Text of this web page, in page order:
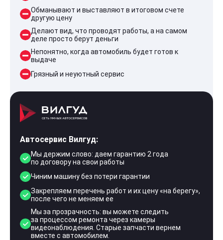
Обманывают и выставляют в итоговом счете
другую цену
Делают вид, что проводят работы, а на самом
деле просто берут деньги
Непонятно, когда автомобиль будет готов к
выдаче
Грязный и неуютный сервис
Автосервис Вилгуд:
Мы держим слово: даем гарантию 2 года
по договору на свои работы
Чиним машину без потери гарантии
Закрепляем перечень работ и их цену «на берегу»,
после чего не меняем ее
Мы за прозрачность: вы можете следить
за процессом ремонта через камеры
видеонаблюдения. Старые запчасти вернем
вместе с автомобилем.